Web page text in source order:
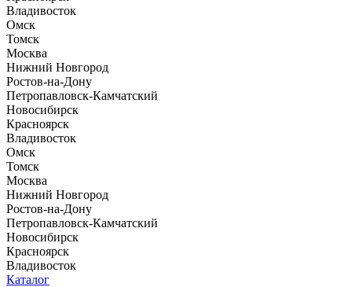
Владивосток
Омск
Томск
Москва
Нижний Новгород
Ростов-на-Дону
Петропавловск-Камчатский
Новосибирск
Красноярск
Владивосток
Омск
Томск
Москва
Нижний Новгород
Ростов-на-Дону
Петропавловск-Камчатский
Новосибирск
Красноярск
Владивосток
Каталог